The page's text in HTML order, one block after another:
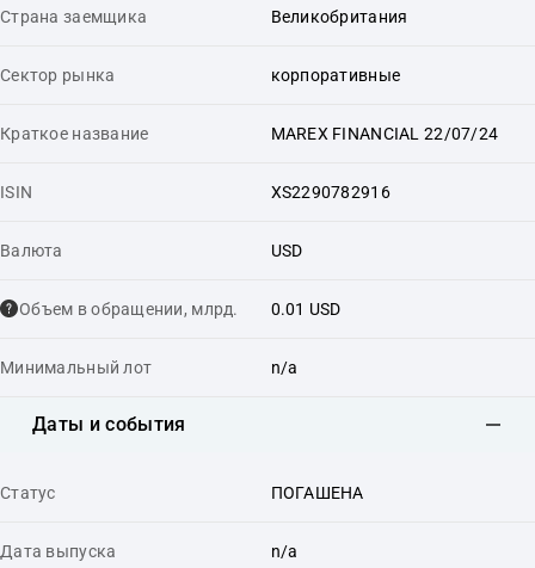
Страна заемщика Великобритания
Сектор рынка корпоративные
Краткое название MAREX FINANCIAL 22/07/24
ISIN XS2290782916
Валюта USD
Объем в обращении, млрд. 0.01 USD
Минимальный лот n/a
Даты и события
Статус ПОГАШЕНА
Дата выпуска n/a